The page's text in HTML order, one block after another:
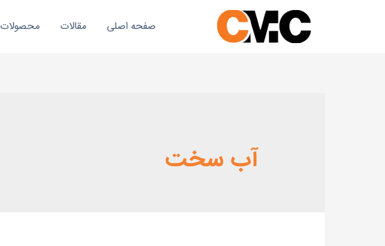
صفحه اصلی مقالات محصولات
آب سخت